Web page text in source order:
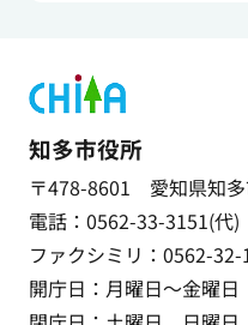
知多市役所
〒478-8601 愛知県知
電話：0562-33-3151(代)
ファクシミリ：0562-32-
開庁日：月曜日～金曜